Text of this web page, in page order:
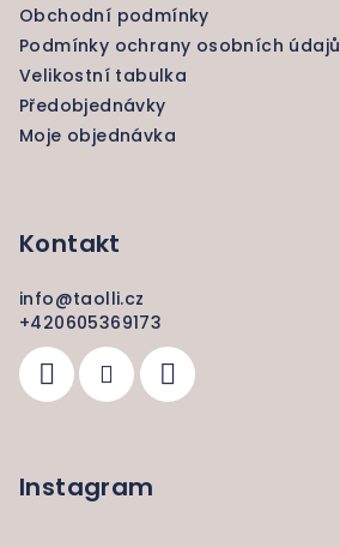
Obchodní podmínky
Podmínky ochrany osobních údajů
Velikostní tabulka
Předobjednávky
Moje objednávka
Kontakt
info@taolli.cz
+420605369173
Instagram